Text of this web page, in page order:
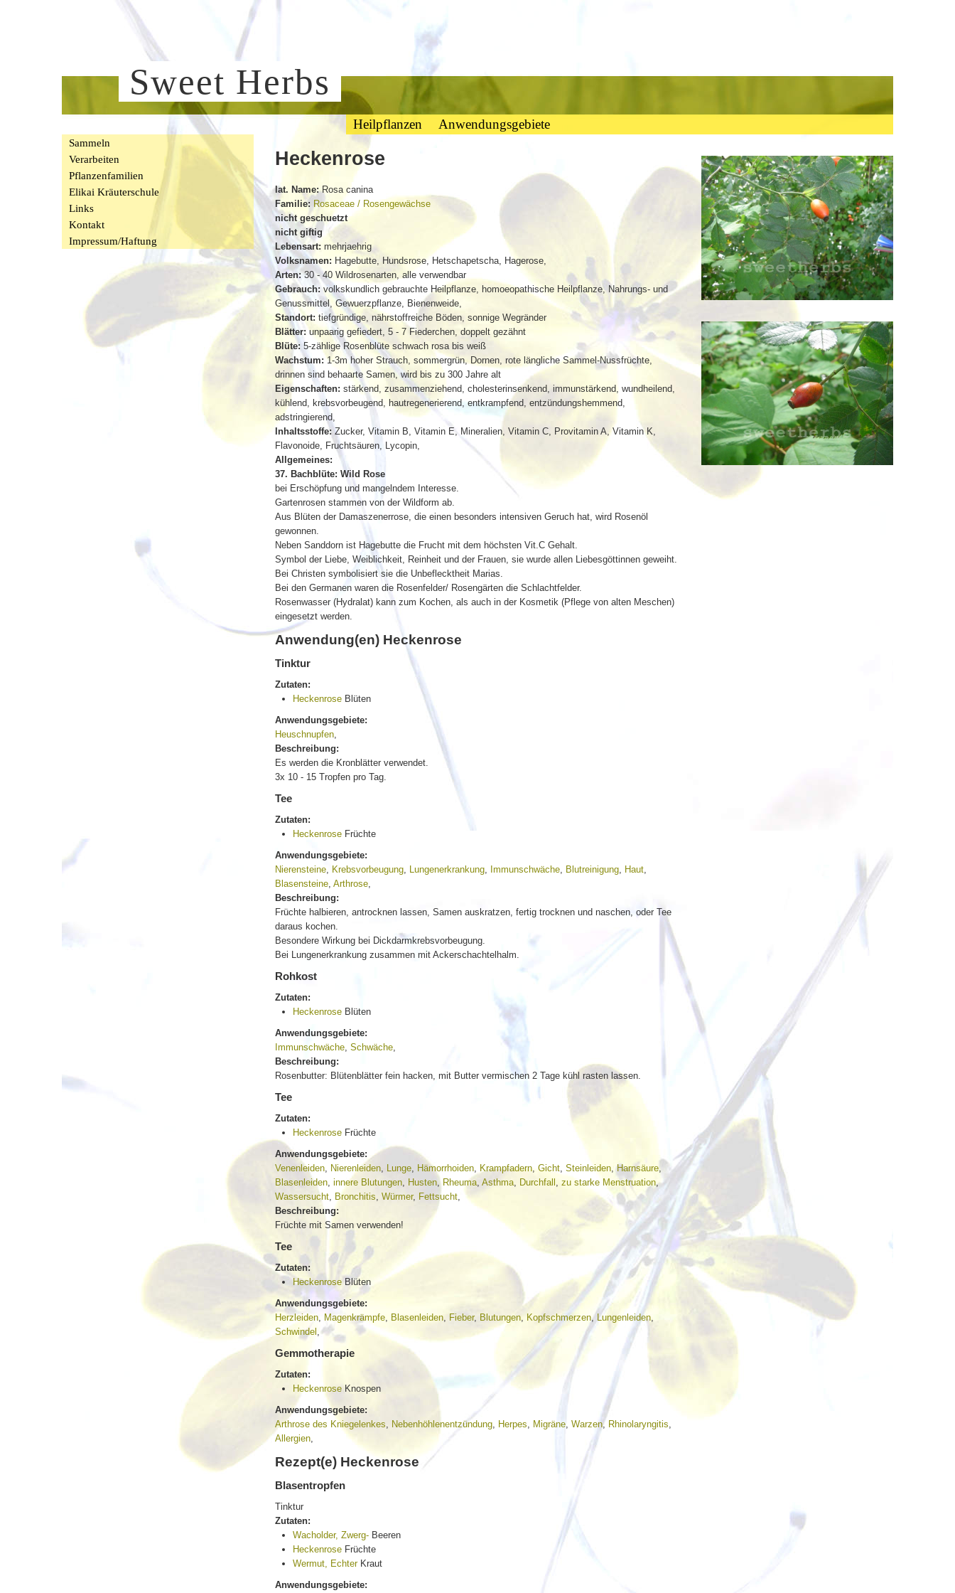
Sweet Herbs
Heilpflanzen Anwendungsgebiete
Sammeln
Verarbeiten
Pflanzenfamilien
Elikai Kräuterschule
Links
Kontakt
Impressum/Haftung
Heckenrose
lat. Name:Rosa canina
Familie: Rosaceae / Rosengewächse
nicht geschuetzt
nicht giftig
Lebensart: mehrjaehrig
Volksnamen: Hagebutte, Hundsrose, Hetschapetscha, Hagerose,
Arten:30 - 40 Wildrosenarten, alle verwendbar
Gebrauch: volkskundlich gebrauchte Heilpflanze, homoeopathische Heilpflanze, Nahrungs- und
Genussmittel, Gewuerzpflanze, Bienenweide,
Standort: tiefgründige, nährstoffreiche Böden, sonnige Wegränder
Blätter: unpaarig gefiedert, 5 - 7 Fiederchen, doppelt gezähnt
Blüte: 5-zählige Rosenblüte schwach rosa bis weiß
Wachstum: 1-3m hoher Strauch, sommergrün, Dornen, rote längliche Sammel-Nussfrüchte,
drinnen sind behaarte Samen, wird bis zu 300 Jahre alt
Eigenschaften: stärkend, zusammenziehend, cholesterinsenkend, immunstärkend, wundheilend,
kühlend, krebsvorbeugend, hautregenerierend, entkrampfend, entzündungshemmend,
adstringierend,
Inhaltsstoffe: Zucker, Vitamin B, Vitamin E, Mineralien, Vitamin C, Provitamin A, Vitamin K,
Flavonoide, Fruchtsäuren, Lycopin,
Allgemeines:
37. Bachblüte: Wild Rose
bei Erschöpfung und mangelndem Interesse.
Gartenrosen stammen von der Wildform ab.
Aus Blüten der Damaszenerrose, die einen besonders intensiven Geruch hat, wird Rosenöl
gewonnen.
Neben Sanddorn ist Hagebutte die Frucht mit dem höchsten Vit.C Gehalt.
Symbol der Liebe, Weiblichkeit, Reinheit und der Frauen, sie wurde allen Liebesgöttinnen geweiht.
Bei Christen symbolisiert sie die Unbeflecktheit Marias.
Bei den Germanen waren die Rosenfelder/ Rosengärten die Schlachtfelder.
Rosenwasser (Hydralat) kann zum Kochen, als auch in der Kosmetik (Pflege von alten Meschen)
eingesetzt werden.
Anwendung(en) Heckenrose
Tinktur
Zutaten:
Heckenrose Blüten
Anwendungsgebiete:
Heuschnupfen,
Beschreibung:
Es werden die Kronblätter verwendet.
3x 10 - 15 Tropfen pro Tag.
Tee
Zutaten:
Heckenrose Früchte
Anwendungsgebiete:
Nierensteine, Krebsvorbeugung, Lungenerkrankung, Immunschwäche, Blutreinigung, Haut,
Blasensteine, Arthrose,
Beschreibung:
Früchte halbieren, antrocknen lassen, Samen auskratzen, fertig trocknen und naschen, oder Tee
daraus kochen.
Besondere Wirkung bei Dickdarmkrebsvorbeugung.
Bei Lungenerkrankung zusammen mit Ackerschachtelhalm.
Rohkost
Zutaten:
Heckenrose Blüten
Anwendungsgebiete:
Immunschwäche, Schwäche,
Beschreibung:
Rosenbutter: Blütenblätter fein hacken, mit Butter vermischen 2 Tage kühl rasten lassen.
Tee
Zutaten:
Heckenrose Früchte
Anwendungsgebiete:
Venenleiden, Nierenleiden, Lunge, Hämorrhoiden, Krampfadern,Gicht, Steinleiden,Harnsäure,
Blasenleiden, innere Blutungen, Husten, Rheuma, Asthma, Durchfall , zu starke Menstruation,
Wassersucht, Bronchitis, Würmer, Fettsucht,
Beschreibung:
Früchte mit Samen verwenden!
Tee
Zutaten:
Heckenrose Blüten
Anwendungsgebiete:
Herzleiden, Magenkrämpfe, Blasenleiden, Fieber, Blutungen, Kopfschmerzen, Lungenleiden,
Schwindel ,
Gemmotherapie
Zutaten:
Heckenrose Knospen
Anwendungsgebiete:
Arthrose des Kniegelenkes, Nebenhöhlenentzündung, Herpes, Migräne, Warzen, Rhinolaryngitis,
Allergien,
Rezept(e) Heckenrose
Blasentropfen
Tinktur
Zutaten:
Wacholder, Zwerg- Beeren
Heckenrose Früchte
Wermut, EchterKraut
Anwendungsgebiete: